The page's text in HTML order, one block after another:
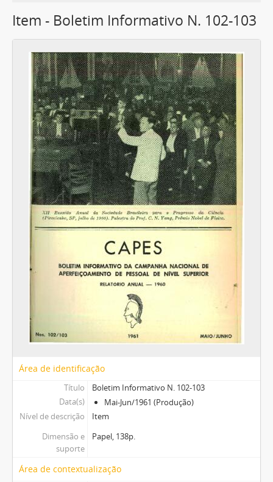
Item - Boletim Informativo N. 102-103
Área de identificação
Título
Boletim Informativo N. 102-103
Data(s)
Mai-Jun/1961 (Produção)
Nível de descrição
Item
Dimensão e
suporte
Papel, 138p.
Área de contextualização